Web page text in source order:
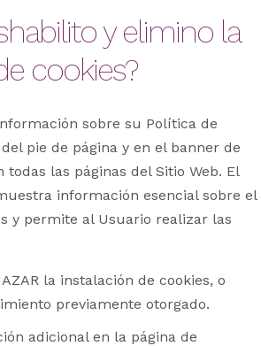
y elimino la
cookies?
sobre su Política de
pie de página y en el banner de
todas las páginas del Sitio Web. El
información esencial sobre el
y permite al Usuario realizar las
la instalación de cookies, o
previamente otorgado.
adicional en la página de